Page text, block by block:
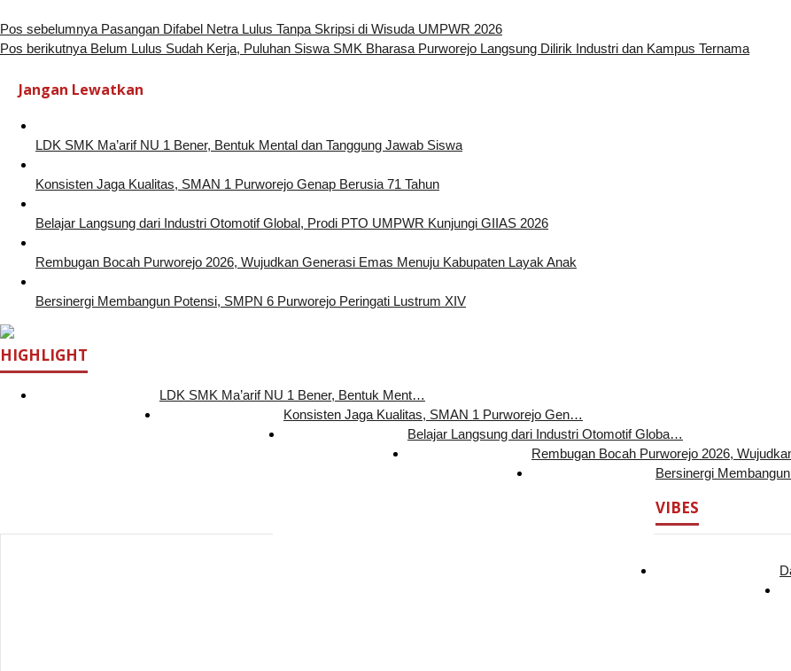
Pos sebelumnya Pasangan Difabel Netra Lulus Tanpa Skripsi di Wisuda UMPWR 2026
Pos berikutnya Belum Lulus Sudah Kerja, Puluhan Siswa SMK Bharasa Purworejo Langsung Dilirik Industri dan Kampus Ternama
Jangan Lewatkan
LDK SMK Ma’arif NU 1 Bener, Bentuk Mental dan Tanggung Jawab Siswa
Konsisten Jaga Kualitas, SMAN 1 Purworejo Genap Berusia 71 Tahun
Belajar Langsung dari Industri Otomotif Global, Prodi PTO UMPWR Kunjungi GIIAS 2026
Rembugan Bocah Purworejo 2026, Wujudkan Generasi Emas Menuju Kabupaten Layak Anak
Bersinergi Membangun Potensi, SMPN 6 Purworejo Peringati Lustrum XIV
HIGHLIGHT
LDK SMK Ma’arif NU 1 Bener, Bentuk Ment…
Konsisten Jaga Kualitas, SMAN 1 Purworejo Gen…
Belajar Langsung dari Industri Otomotif Globa…
Rembugan Bocah Purworejo 2026,
Bersinergi
VIBES